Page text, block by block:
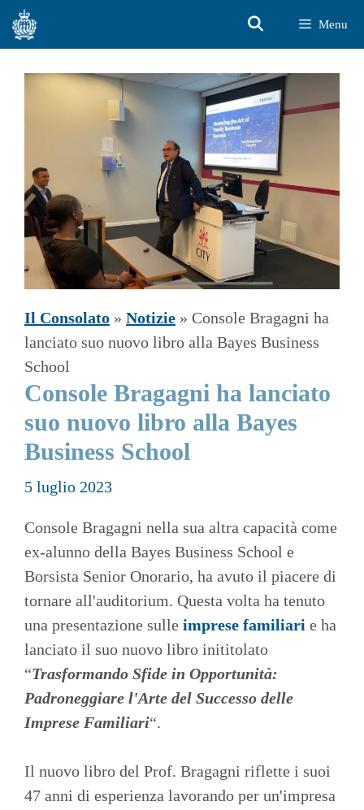
Vai
Menu
Il Consolato » Notizie » Console Bragagni ha
lanciato suo nuovo libro alla Bayes Business
School
Console Bragagni ha lanciato
suo nuovo libro alla Bayes
Business School
5 luglio 2023
Console Bragagni nella sua altra capacità come
ex-alunno della Bayes Business School e
Borsista Senior Onorario, ha avuto il piacere di
tornare all'auditorium. Questa volta ha tenuto
una presentazione sulle imprese familiari e ha
lanciato il suo nuovo libro inititolato
“Trasformando Sfide in Opportunità:
Padroneggiare l'Arte del Successo delle
Imprese Familiari“.
Il nuovo libro del Prof. Bragagni riflette i suoi
47 anni di esperienza lavorando per un'impresa